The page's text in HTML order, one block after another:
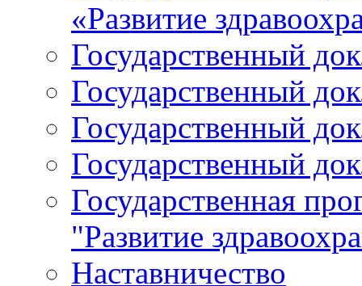
«Развитие
Государственный
Государственный
Государственный
Государственный
Государственная
"Развитие
Наставничество